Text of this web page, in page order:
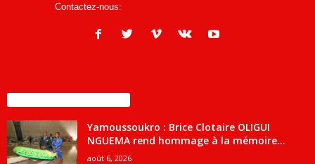
Contactez-nous:
Yamoussoukro : Brice Clotaire OLIGUI
NGUEMA rend hommage à la mémoire...
août 6, 2026